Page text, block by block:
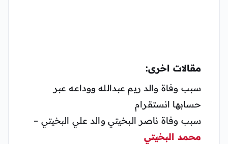
مقالات اخرى:
سبب وفاة والد ريم عبدالله ووداعه عبر
حسابها انستقرام
سبب وفاة ناصر البخيتي والد علي البخيتي –
محمد البخيتي